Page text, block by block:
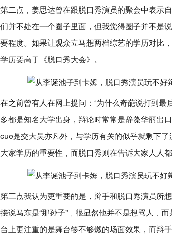
第二点，姜思达曾在跟脱口秀演员的聚会中表示
们并不处在一个圈子里面，但我觉得圈子并不是
要程度。如果让观众立马想两档综艺的学历对比
学历要高于《脱口秀大会》。
在之前曾有人在网上提问：“为什么奇葩说打到最
多都是知名大学出身，辩论时常常是辞藻华丽出
cue是交大吴亦凡外，与学历有关的似乎就剩下
大家学历的重要性，而脱口秀则在告诉大家人人都
第三点我认为更重要的是，辩手和脱口秀演员所
接说马东是“那孙子”，很显然他并不是想骂人，
台上更注重的是舞台够不够燃的场面效果，而辩